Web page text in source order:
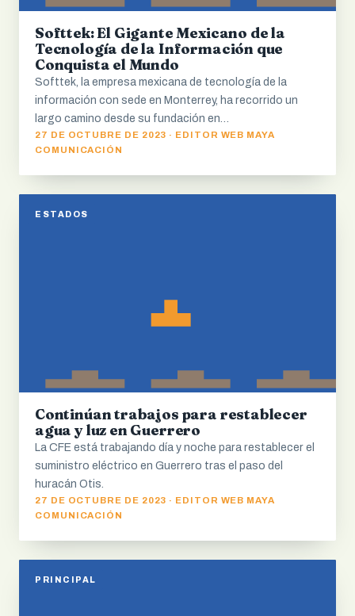
Softtek: El Gigante Mexicano de la
Tecnología de la Información que
Conquista el Mundo
Softtek, la empresa mexicana de tecnología de la
información con sede en Monterrey, ha recorrido un
largo camino desde su fundación en…
27 DE OCTUBRE DE 2023 · EDITOR WEB MAYA
COMUNICACIÓN
ESTADOS
Continúan trabajos para restablecer
agua y luz en Guerrero
La CFE está trabajando día y noche para restablecer el
suministro eléctrico en Guerrero tras el paso del
huracán Otis.
27 DE OCTUBRE DE 2023 · EDITOR WEB MAYA
COMUNICACIÓN
PRINCIPAL